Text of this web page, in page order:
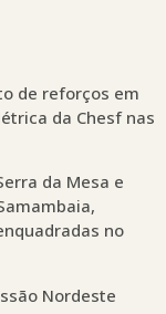
de reforços em
da Chesf nas
da Mesa e
no
Nordeste